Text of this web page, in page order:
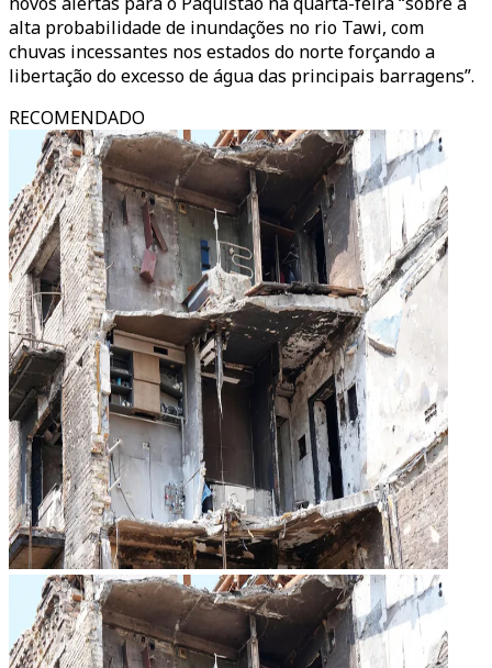
alta probabilidade de inundações no rio Tawi, com
chuvas incessantes nos estados do norte forçando a
libertação do excesso de água das principais barragens”.
RECOMENDADO